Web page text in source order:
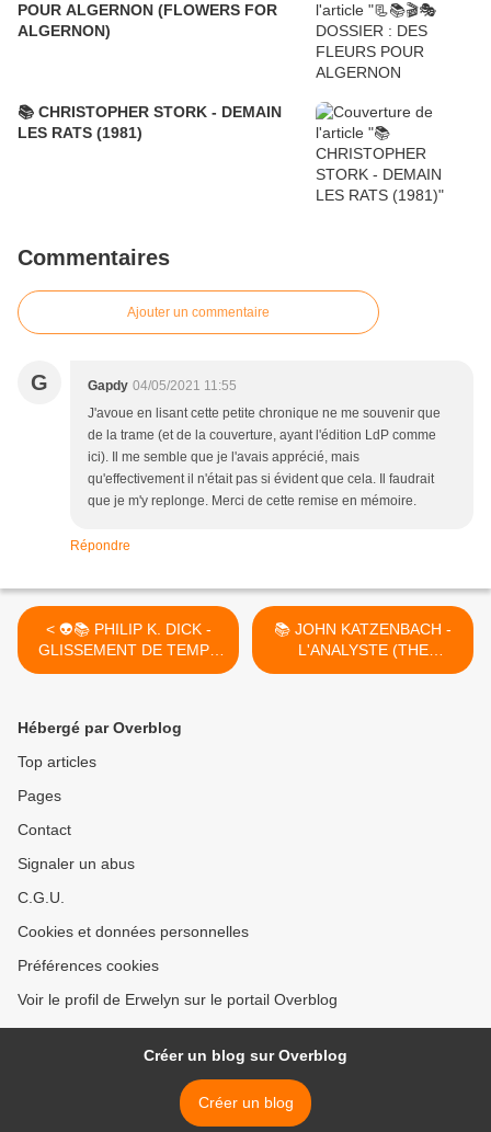
POUR ALGERNON (FLOWERS FOR
ALGERNON)
📚 CHRISTOPHER STORK - DEMAIN
LES RATS (1981)
Commentaires
Ajouter un commentaire
G Gapdy 04/05/2021 11:55
J'avoue en lisant cette petite chronique ne me souvenir que
de la trame (et de la couverture, ayant l'édition LdP comme
ici). Il me semble que je l'avais apprécié, mais
qu'effectivement il n'était pas si évident que cela. Il faudrait
que je m'y replonge. Merci de cette remise en mémoire.
Répondre
< 👽📚 PHILIP K. DICK -
GLISSEMENT DE TEMPS
SUR MARS (MARTIAN
📚 JOHN KATZENBACH -
L'ANALYSTE (THE
ANALIST, 2002) >
Hébergé par Overblog
Top articles
Pages
Contact
Signaler un abus
C.G.U.
Cookies et données personnelles
Préférences cookies
Voir le profil de Erwelyn sur le portail Overblog
Créer un blog sur Overblog
Créer un blog